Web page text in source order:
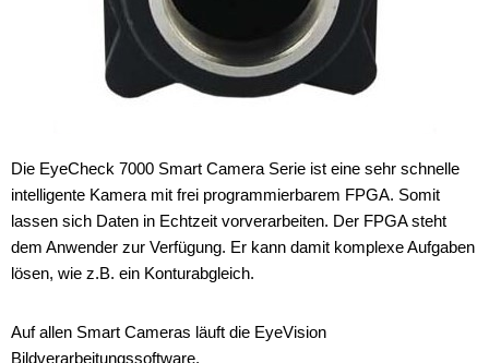
Die EyeCheck 7000 Smart Camera Serie ist eine sehr schnelle
intelligente Kamera mit frei programmierbarem FPGA. Somit
lassen sich Daten in Echtzeit vorverarbeiten. Der FPGA steht
dem Anwender zur Verfügung. Er kann damit komplexe Aufgaben
lösen, wie z.B. ein Konturabgleich.
Auf allen Smart Cameras läuft die EyeVision
Bildverarbeitungssoftware.